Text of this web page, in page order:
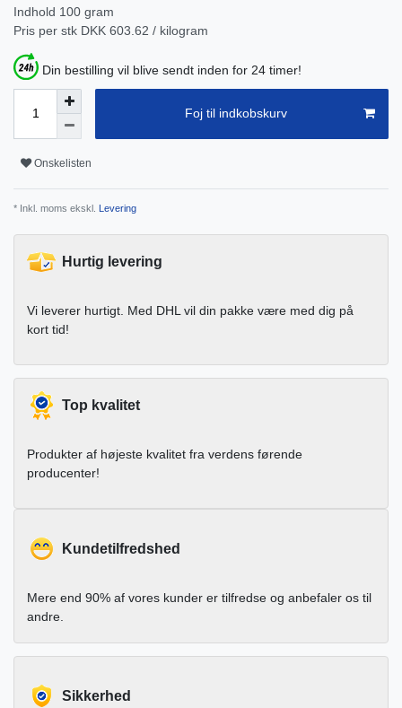
Indhold 100 gram
Pris per stk DKK 603.62 / kilogram
Din bestilling vil blive sendt inden for 24 timer!
Foj til indkobskurv
Onskelisten
* Inkl. moms ekskl. Levering
Hurtig levering
Vi leverer hurtigt. Med DHL vil din pakke være med dig på
kort tid!
Top kvalitet
Produkter af højeste kvalitet fra verdens førende
producenter!
Kundetilfredshed
Mere end 90% af vores kunder er tilfredse og anbefaler os til
andre.
Sikkerhed